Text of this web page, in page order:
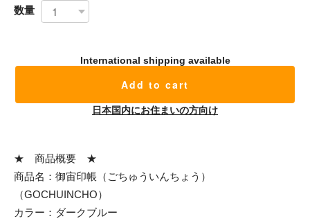
数量
International shipping available
Add to cart
日本国内にお住まいの方向け
★ 商品概要 ★
商品名：御宙印帳（ごちゅういんちょう）
（GOCHUINCHO）
カラー：ダークブルー